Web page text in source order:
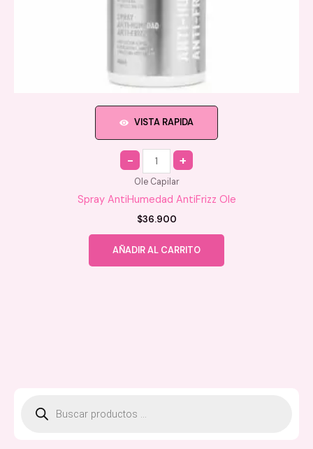
VISTA RAPIDA
Quantity
Ole Capilar
Spray AntiHumedad AntiFrizz Ole
$36.900
AÑADIR AL CARRITO